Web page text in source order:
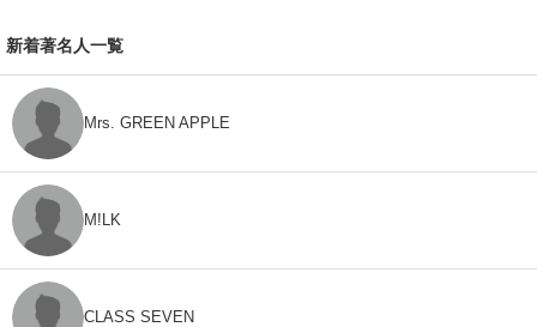
新着著名人一覧
Mrs. GREEN APPLE
M!LK
CLASS SEVEN